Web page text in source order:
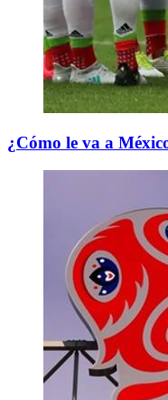
¿Cómo le va a